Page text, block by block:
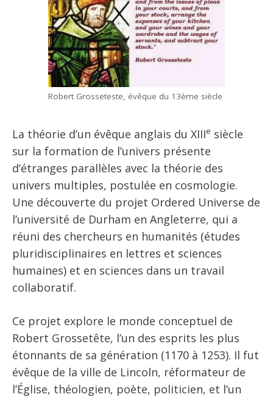
Robert Grosseteste, évêque du 13ème siècle
La théorie d’un évêque anglais du XIIIe siècle
sur la formation de l’univers présente
d’étranges parallèles avec la théorie des
univers multiples, postulée en cosmologie.
Une découverte du projet Ordered Universe de
l’université de Durham en Angleterre, qui a
réuni des chercheurs en humanités (études
pluridisciplinaires en lettres et sciences
humaines) et en sciences dans un travail
collaboratif.
Ce projet explore le monde conceptuel de
Robert Grossetête, l’un des esprits les plus
étonnants de sa génération (1170 à 1253). Il fut
évêque de la ville de Lincoln, réformateur de
l’Église, théologien, poète, politicien, et l’un